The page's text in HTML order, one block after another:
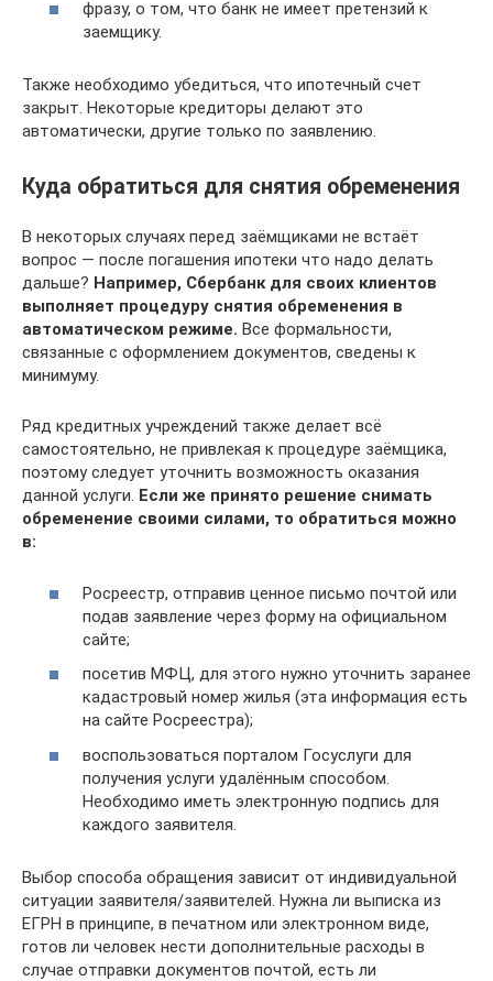
фразу, о том, что банк не имеет претензий к
заемщику.
Также необходимо убедиться, что ипотечный счет
закрыт. Некоторые кредиторы делают это
автоматически, другие только по заявлению.
Куда обратиться для снятия обременения
В некоторых случаях перед заёмщиками не встаёт
вопрос — после погашения ипотеки что надо делать
дальше? Например, Сбербанк для своих клиентов
выполняет процедуру снятия обременения в
автоматическом режиме. Все формальности,
связанные с оформлением документов, сведены к
минимуму.
Ряд кредитных учреждений также делает всё
самостоятельно, не привлекая к процедуре заёмщика,
поэтому следует уточнить возможность оказания
данной услуги. Если же принято решение снимать
обременение своими силами, то обратиться можно
в:
Росреестр, отправив ценное письмо почтой или
подав заявление через форму на официальном
сайте;
посетив МФЦ, для этого нужно уточнить заранее
кадастровый номер жилья (эта информация есть
на сайте Росреестра);
воспользоваться порталом Госуслуги для
получения услуги удалённым способом.
Необходимо иметь электронную подпись для
каждого заявителя.
Выбор способа обращения зависит от индивидуальной
ситуации заявителя/заявителей. Нужна ли выписка из
ЕГРН в принципе, в печатном или электронном виде,
готов ли человек нести дополнительные расходы в
случае отправки документов почтой, есть ли